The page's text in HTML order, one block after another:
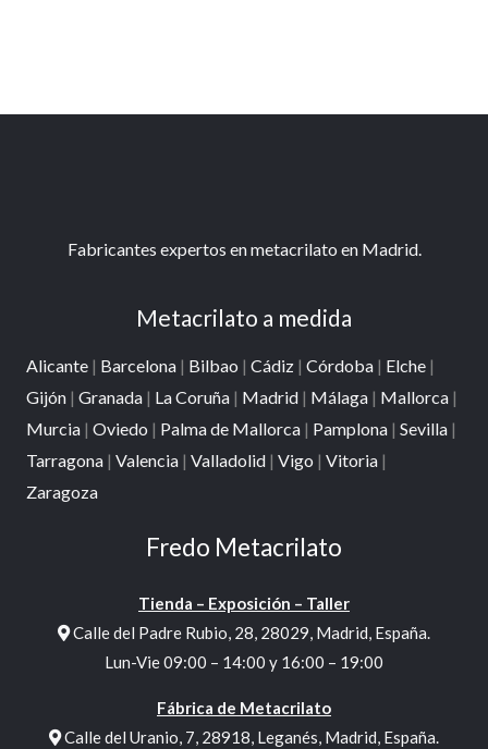
Fabricantes expertos en metacrilato en Madrid.
Metacrilato a medida
Alicante | Barcelona | Bilbao | Cádiz | Córdoba | Elche |
Gijón | Granada | La Coruña | Madrid | Málaga | Mallorca |
Murcia | Oviedo | Palma de Mallorca | Pamplona | Sevilla |
Tarragona | Valencia | Valladolid | Vigo | Vitoria |
Zaragoza
Fredo Metacrilato
Tienda – Exposición – Taller
Calle del Padre Rubio, 28, 28029, Madrid, España.
Lun-Vie 09:00 – 14:00 y 16:00 – 19:00
Fábrica de Metacrilato
Calle del Uranio, 7, 28918, Leganés, Madrid, España.